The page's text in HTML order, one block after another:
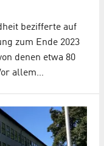
bezifferte auf
zum Ende 2023
denen etwa 80
allem…